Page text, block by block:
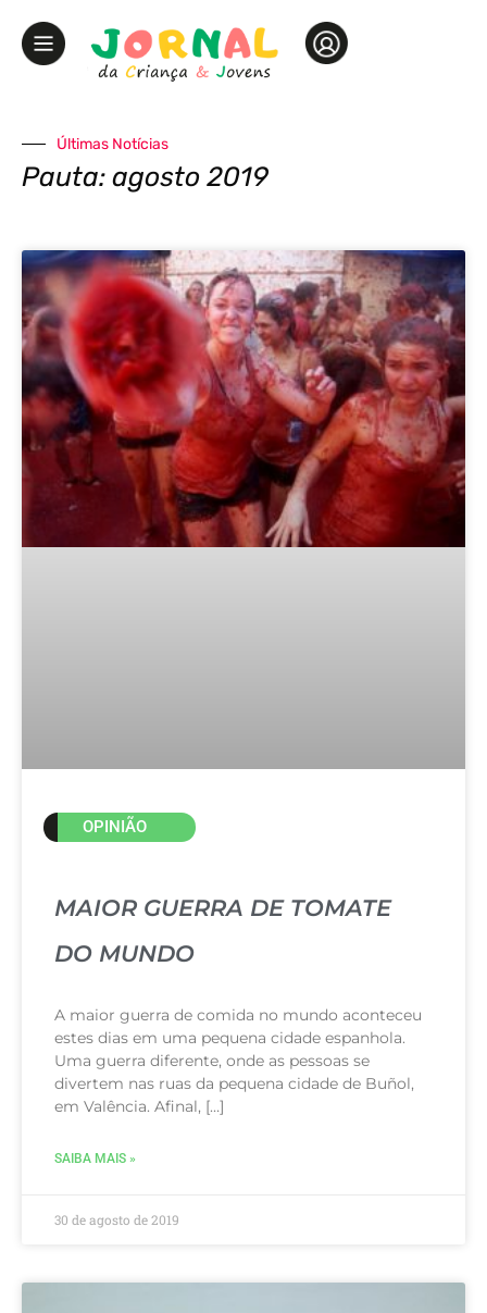
Últimas Notícias
Pauta: agosto 2019
OPINIÃO
MAIOR GUERRA DE TOMATE
DO MUNDO
A maior guerra de comida no mundo aconteceu
estes dias em uma pequena cidade espanhola.
Uma guerra diferente, onde as pessoas se
divertem nas ruas da pequena cidade de Buñol,
em Valência. Afinal, […]
SAIBA MAIS »
30 de agosto de 2019